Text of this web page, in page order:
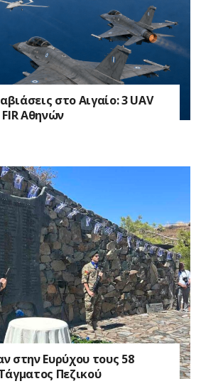
στο Αιγαίο: 3 UAV
Αθηνών
στην Ευρύχου τους 58
Πεζικού